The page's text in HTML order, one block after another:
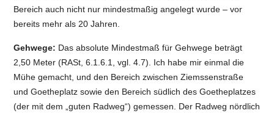
Bereich auch nicht nur mindestmaßig angelegt wurde – vor
bereits mehr als 20 Jahren.
Gehwege: Das absolute Mindestmaß für Gehwege beträgt
2,50 Meter (RASt, 6.1.6.1, vgl. 4.7). Ich habe mir einmal die
Mühe gemacht, und den Bereich zwischen Ziemssenstraße
und Goetheplatz sowie den Bereich südlich des Goetheplatzes
(der mit dem „guten Radweg“) gemessen. Der Radweg nördlich